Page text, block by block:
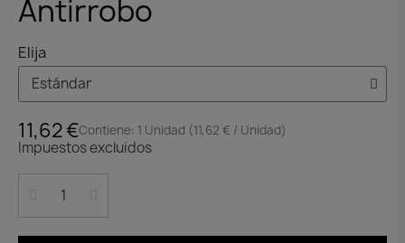
Antirrobo
Elija
11,62 €Contiene: 1 Unidad (11,62 € / Unidad)
Impuestos excluidos